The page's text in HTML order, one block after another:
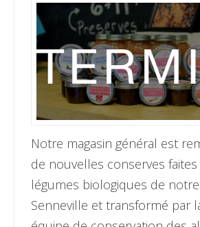
Notre magasin général est
de nouvelles conserves faites
légumes biologiques de
Senneville et transformé par